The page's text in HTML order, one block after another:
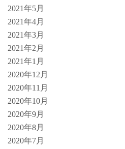
2021年5月
2021年4月
2021年3月
2021年2月
2021年1月
2020年12月
2020年11月
2020年10月
2020年9月
2020年8月
2020年7月